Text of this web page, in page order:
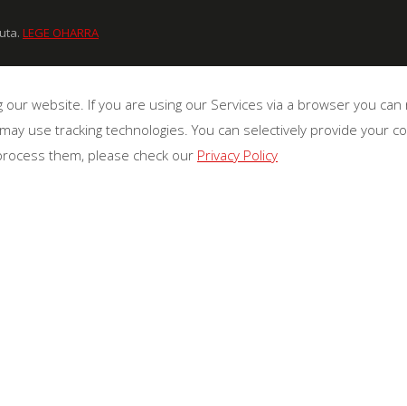
LEGE OHARRA
website. If you are using our Services via a browser you
use tracking technologies. You can selectively provide your
them, please check our Privacy Policy